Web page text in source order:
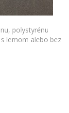
polystyrénu
lemom alebo bez